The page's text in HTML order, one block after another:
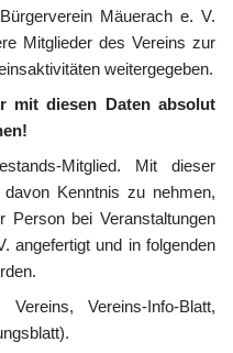
Mäuerach e. V.
Mitglieder des Vereins zur
weitergegeben.
mit diesen Daten absolut
Mitglied. Mit dieser
Kenntnis zu nehmen,
bei Veranstaltungen
angefertigt und in folgenden
Vereins-Info-Blatt,